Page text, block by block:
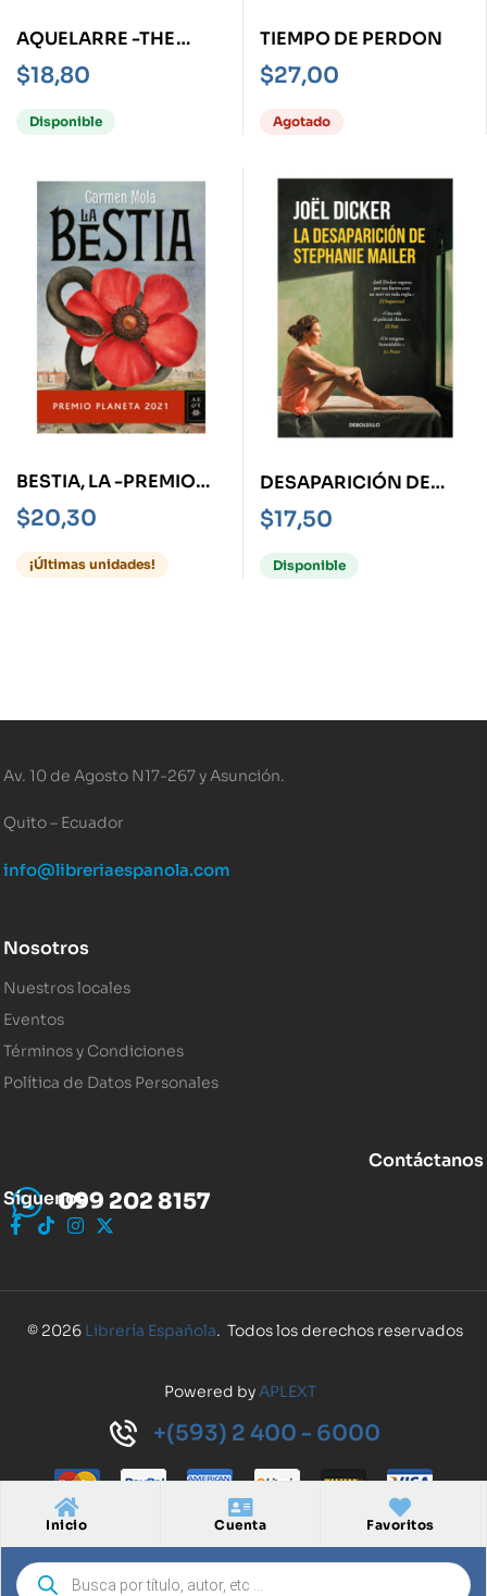
AQUELARRE -THE
COVEN-
$18,80
Disponible
TIEMPO DE PERDON
$27,00
Agotado
BESTIA, LA -PREMIO
PLANETA 2021-
$20,30
¡Últimas unidades!
DESAPARICIÓN DE
STEPHANIE MAILER, LA
$17,50
Disponible
Inicio Cuenta Favoritos
Av. 10 de Agosto N17-267 y Asunción.
Quito – Ecuador
info@libreriaespanola.com
Nosotros
Nuestros locales
Eventos
Términos y Condiciones
Política de Datos Personales
Contáctanos
099 202 8157
Síguenos
© 2026 Librería Española. Todos los derechos reservados
Powered byAPLEXT
+(593) 2 400 - 6000